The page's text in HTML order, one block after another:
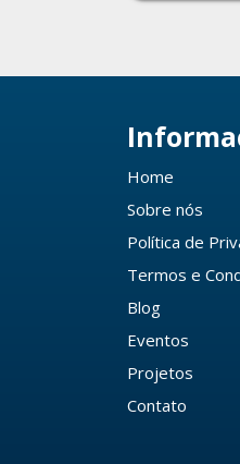
Home
Sobre nós
Política de
Termos e
Blog
Eventos
Projetos
Contato